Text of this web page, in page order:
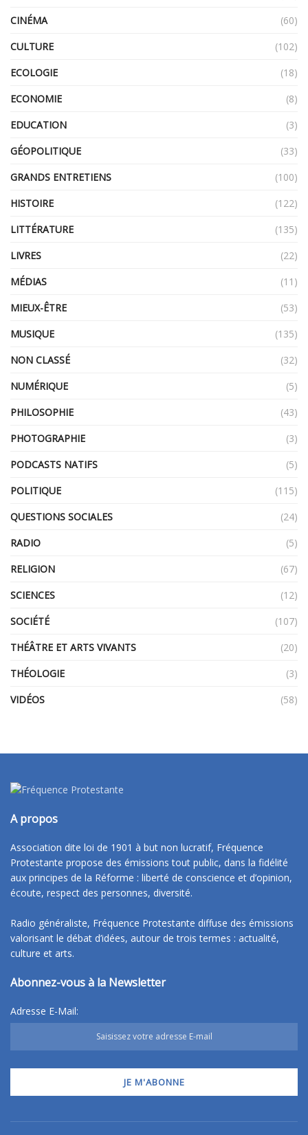
CINÉMA
(60)
CULTURE
(102)
ECOLOGIE
(18)
ECONOMIE
(8)
EDUCATION
(3)
GÉOPOLITIQUE
(33)
GRANDS ENTRETIENS
(100)
HISTOIRE
(122)
LITTÉRATURE
(135)
LIVRES
(22)
MÉDIAS
(11)
MIEUX-ÊTRE
(53)
MUSIQUE
(135)
NON CLASSÉ
(32)
NUMÉRIQUE
(5)
PHILOSOPHIE
(43)
PHOTOGRAPHIE
(3)
PODCASTS NATIFS
(5)
POLITIQUE
(115)
QUESTIONS SOCIALES
(24)
RADIO
(5)
RELIGION
(67)
SCIENCES
(12)
SOCIÉTÉ
(107)
THÉÂTRE ET ARTS VIVANTS
(20)
THÉOLOGIE
(3)
VIDÉOS
(58)
A propos
Association dite loi de 1901 à but non lucratif, Fréquence
Protestante propose des émissions tout public, dans la fidélité
aux principes de la Réforme : liberté de conscience et d’opinion,
écoute, respect des personnes, diversité.
Radio généraliste, Fréquence Protestante diffuse des émissions
valorisant le débat d’idées, autour de trois termes : actualité,
culture et arts.
Abonnez-vous à la Newsletter
Adresse E-Mail: